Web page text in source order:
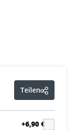
Teilen
+6,90 €